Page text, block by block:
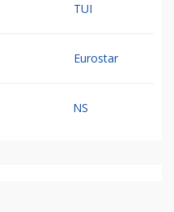
TUI
Eurostar
NS